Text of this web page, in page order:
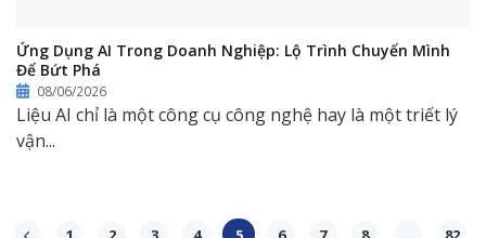
Ứng Dụng AI Trong Doanh Nghiệp: Lộ Trình Chuyển Mình
Để Bứt Phá
08/06/2026
Liệu AI chỉ là một công cụ công nghệ hay là một triết lý
vận...